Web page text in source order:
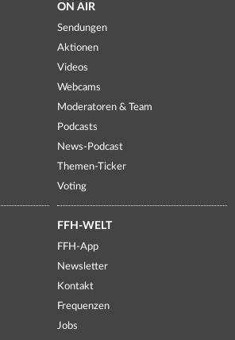
ON AIR
Sendungen
Aktionen
Videos
Webcams
Moderatoren & Team
Podcasts
News-Podcast
Themen-Ticker
Voting
FFH-WELT
FFH-App
Newsletter
Kontakt
Frequenzen
Jobs